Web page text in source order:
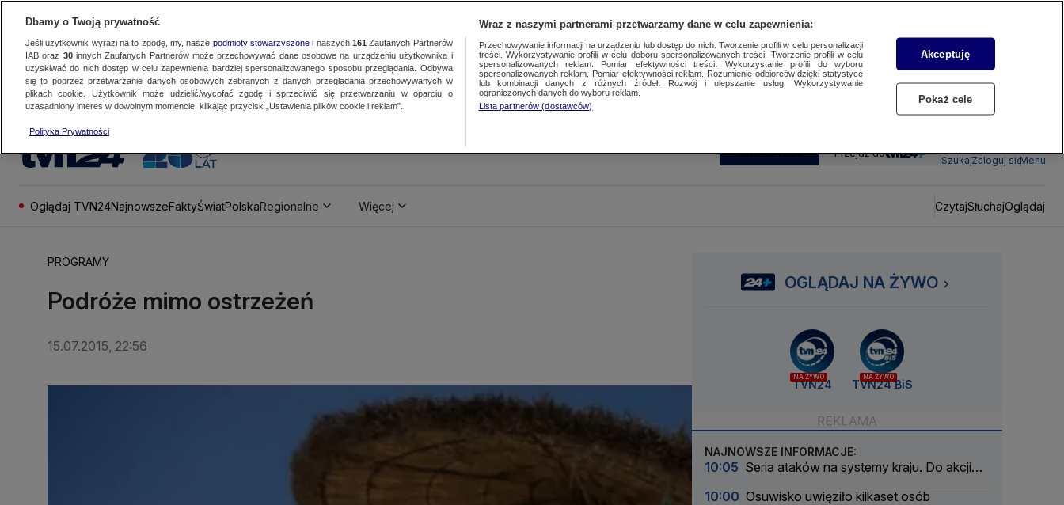
SUBSKRYBUJ Przejdź do
SzukajZaloguj sięMenu
Oglądaj TVN24NajnowszeFaktyŚwiatPolskaRegionalne Więcej CzytajSłuchajOglądaj
PROGRAMY
Podróże mimo ostrzeżeń
15.07.2015, 22:56
OGLĄDAJ NA ŻYWO
NA ŻYWO
TVN24
NA ŻYWO
TVN24 BiS
NAJNOWSZE INFORMACJE:
10:05 Seria ataków na systemy kraju. Do akcji
10:00 Osuwisko uwięziło kilkaset osób
Dbamy o Twoją prywatność
Jeśli użytkownik wyrazi na to zgodę, my, nasze podmioty stowarzyszonei naszych 161 Zaufanych Partnerów
IAB oraz 30innych Zaufanych Partnerów może przechowywać dane osobowe na urządzeniu użytkownika i
uzyskiwać do nich dostęp w celu zapewnienia bardziej spersonalizowanego sposobu przeglądania. Odbywa
się to poprzez przetwarzanie danych osobowych zebranych z danych przeglądania przechowywanych w
plikach cookie. Użytkownik może udzielić/wycofać zgodę i sprzeciwić się przetwarzaniu w oparciu o
uzasadniony interes w dowolnym momencie, klikając przycisk „Ustawienia plików cookie i reklam”.
Polityka Prywatności
Wraz z naszymi partnerami przetwarzamy dane w celu zapewnienia:
Przechowywanie informacji na urządzeniu lub dostęp do nich. Tworzenie profili w celu personalizacji
treści. Wykorzystywanie profili w celu doboru spersonalizowanych treści. Tworzenie profili w celu
spersonalizowanych reklam. Pomiar efektywności treści. Wykorzystanie profili do wyboru
spersonalizowanych reklam. Pomiar efektywności reklam. Rozumienie odbiorców dzięki statystyce
lub kombinacji danych z różnych źródeł. Rozwój i ulepszanie usług. Wykorzystywanie
ograniczonych danych do wyboru reklam.
Lista partnerów (dostawców)
Akceptuję
Pokaż cele